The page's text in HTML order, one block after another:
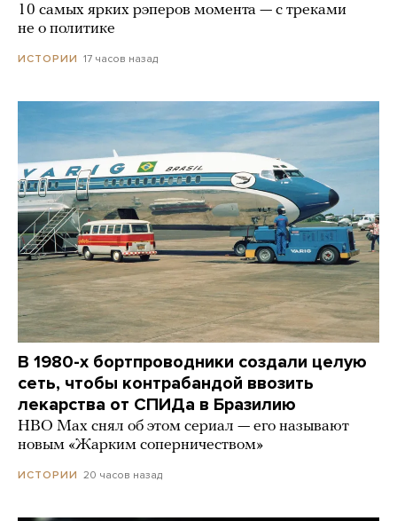
10 самых ярких рэперов момента — с треками
не о политике
ИСТОРИИ 17 часов назад
В 1980-х бортпроводники создали целую
сеть, чтобы контрабандой ввозить
лекарства от СПИДа в Бразилию
HBO Max снял об этом сериал — его называют
новым «Жарким соперничеством»
ИСТОРИИ 20 часов назад